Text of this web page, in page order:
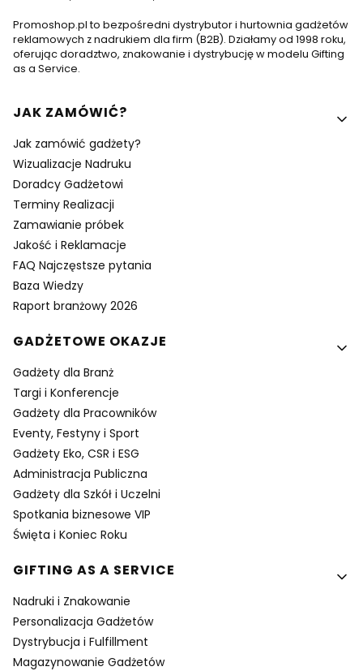
Promoshop.pl to bezpośredni dystrybutor i hurtownia gadżetów
reklamowych z nadrukiem dla firm (B2B). Działamy od 1998 roku,
oferując doradztwo, znakowanie i dystrybucję w modelu Gifting
as a Service.
Linki w stopce
JAK ZAMÓWIĆ?
Jak zamówić gadżety?
Wizualizacje Nadruku
Doradcy Gadżetowi
Terminy Realizacji
Zamawianie próbek
Jakość i Reklamacje
FAQ Najczęstsze pytania
Baza Wiedzy
Raport branżowy 2026
GADŻETOWE OKAZJE
Gadżety dla Branż
Targi i Konferencje
Gadżety dla Pracowników
Eventy, Festyny i Sport
Gadżety Eko, CSR i ESG
Administracja Publiczna
Gadżety dla Szkół i Uczelni
Spotkania biznesowe VIP
Święta i Koniec Roku
GIFTING AS A SERVICE
Nadruki i Znakowanie
Personalizacja Gadżetów
Dystrybucja i Fulfillment
Magazynowanie Gadżetów